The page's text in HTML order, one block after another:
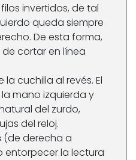
invertidos, de tal
queda siempre
De esta forma,
cortar en línea
la cuchilla al revés. El
mano izquierda y
del zurdo,
del reloj.
(de derecha a
entorpecer la lectura